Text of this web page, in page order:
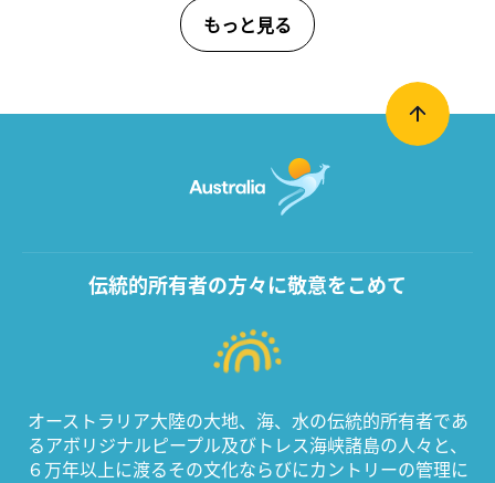
もっと見る
伝統的所有者の方々に敬意をこめて
オーストラリア大陸の大地、海、水の伝統的所有者であ
るアボリジナルピープル及びトレス海峡諸島の人々と、
６万年以上に渡るその文化ならびにカントリーの管理に